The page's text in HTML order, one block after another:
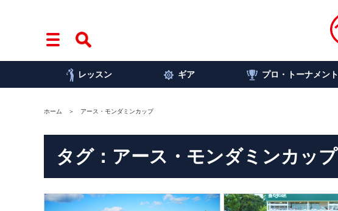
レッスン ギア プロ・トーナメント
ホーム アース・モンダミンカップ
タグ：アース・モンダミンカップ